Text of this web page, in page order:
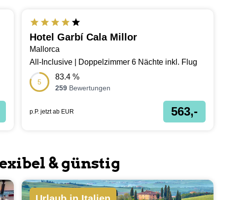
Hotel Garbí Cala Millor
All-Inclusive | Doppelzimmer 6 Nächte inkl. Flug